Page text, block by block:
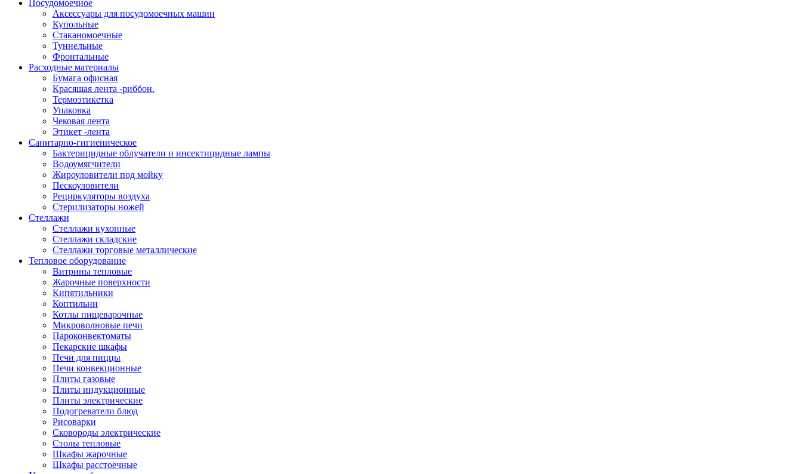
Посудомоечное
Аксессуары для посудомоечных машин
Купольные
Стаканомоечные
Туннельные
Фронтальные
Расходные материалы
Бумага офисная
Красящая лента -риббон.
Термоэтикетка
Упаковка
Чековая лента
Этикет -лента
Санитарно-гигиеническое
Бактерицидные облучатели и инсектицидные лампы
Водоумягчители
Жироуловители под мойку
Пескоуловители
Рециркуляторы воздуха
Стерилизаторы ножей
Стеллажи
Стеллажи кухонные
Стеллажи складские
Стеллажи торговые металлические
Тепловое оборудование
Витрины тепловые
Жарочные поверхности
Кипятильники
Коптильни
Котлы пищеварочные
Микроволновые печи
Пароконвектоматы
Пекарские шкафы
Печи для пиццы
Печи конвекционные
Плиты газовые
Плиты индукционные
Плиты электрические
Подогреватели блюд
Рисоварки
Сковороды электрические
Столы тепловые
Шкафы жарочные
Шкафы расстоечные